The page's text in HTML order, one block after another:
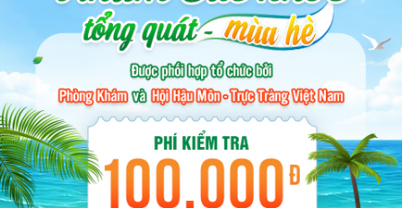
PHỤ KHOA
BỆNH HẬU MÔN
BỆNH XÃ HỘI